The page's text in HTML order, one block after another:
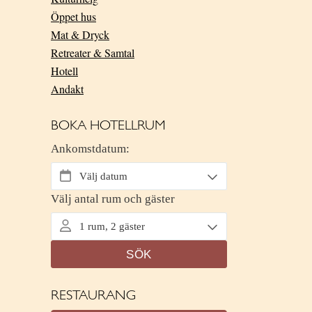
Öppet hus
Mat & Dryck
Retreater & Samtal
Hotell
Andakt
BOKA HOTELLRUM
RESTAURANG